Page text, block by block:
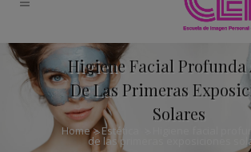
Higiene Facial Profunda
De Las Primeras
Solares
Home>Estética Higiene facial
de las primeras exposiciones